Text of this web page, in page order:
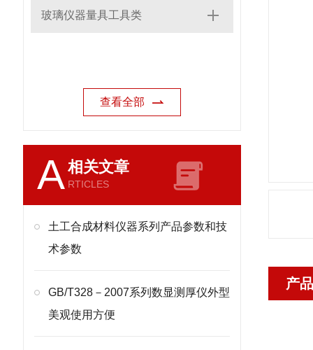
玻璃仪器量具工具类
查看全部
A相关文章
RTICLES
土工合成材料仪器系列产品参数和技
术参数
GB/T328－2007系列数显测厚仪外型
美观使用方便
产